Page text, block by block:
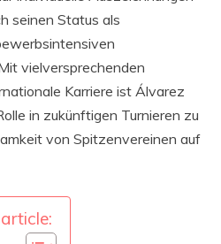
seinen Status als
vielversprechenden
Karriere ist Álvarez
in zukünftigen Turnieren zu
von Spitzenvereinen auf